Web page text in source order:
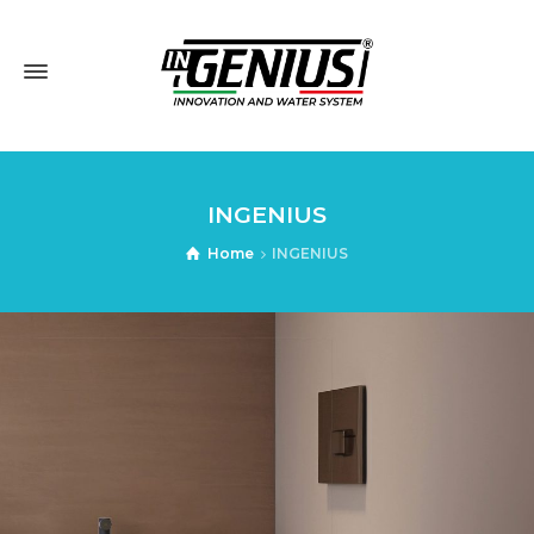
INGENIUS
Home INGENIUS